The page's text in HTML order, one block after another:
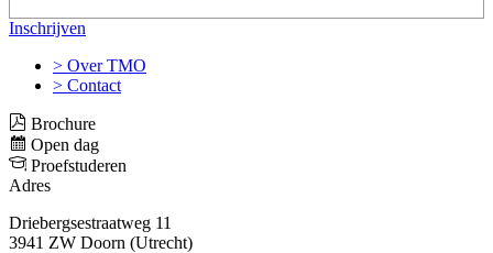
Inschrijven
> Over TMO
> Contact
Brochure
Open dag
Proefstuderen
Adres
Driebergsestraatweg 11
3941 ZW Doorn (Utrecht)